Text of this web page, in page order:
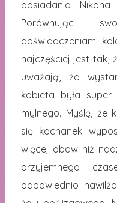
posiadania
Porównując
doświadczeniami
najczęściej jest tak,
uważają, że
kobieta była
mylnego. Myślę, że
się kochanek
więcej obaw niż
przyjemnego i
odpowiednio